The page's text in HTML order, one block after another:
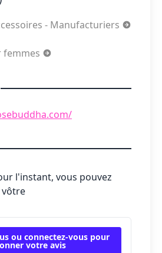
- Manufacturiers
femmes
l'instant, vous pouvez
vôtre
ou connectez-vous pour
votre avis